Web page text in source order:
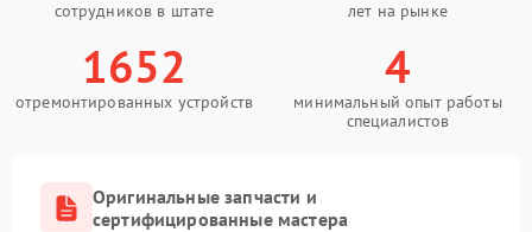
сотрудников в штате лет на рынке
1652
отремонтированных устройств
4
минимальный опыт работы
специалистов
Оригинальные запчасти и
сертифицированные мастера